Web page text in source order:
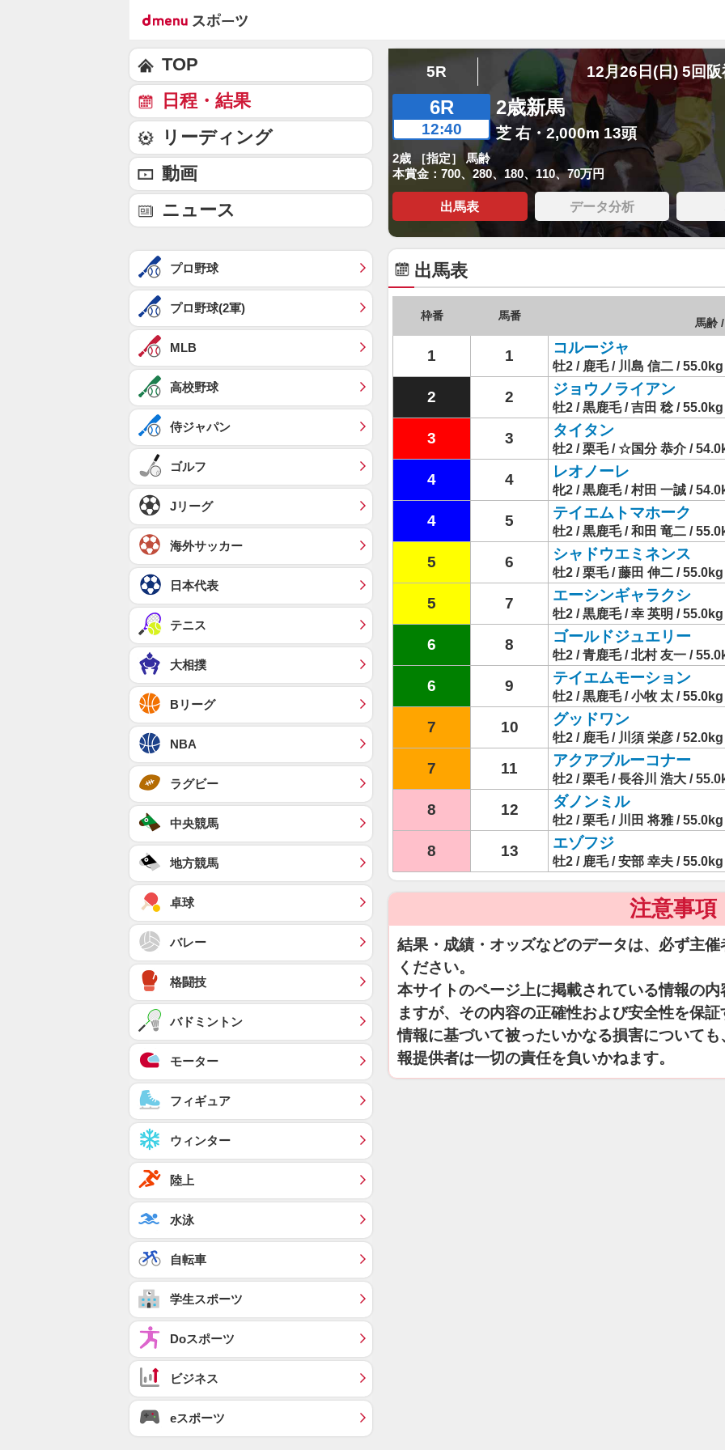
5R 12月26日(日) 5回
6R
12:40
2歳新馬
芝 右・2,000m 13頭
2歳 ［指定］ 馬齢
本賞金：700、280、180、110、70万円
出馬表 データ分析
出馬表
枠番 馬番
馬齢
1 1 コルージャ
牡2 / 鹿毛 / 川島 信二 / 55.0kg
2 2 ジョウノライアン
牡2 / 黒鹿毛 / 吉田 稔 / 55.0kg
3 3 タイタン
牡2 / 栗毛 / ☆国分 恭介 /
4 4 レオノーレ
牝2 / 黒鹿毛 / 村田 一誠 /
4 5 テイエムトマホーク
牡2 / 黒鹿毛 / 和田 竜二 /
5 6 シャドウエミネンス
牡2 / 栗毛 / 藤田 伸二 / 55.0kg
5 7 エーシンギャラクシ
牡2 / 黒鹿毛 / 幸 英明 / 55.0kg
6 8 ゴールドジュエリー
牡2 / 青鹿毛 / 北村 友一 /
6 9 テイエムモーション
牡2 / 黒鹿毛 / 小牧 太 / 55.0kg
7 10 グッドワン
牡2 / 鹿毛 / 川須 栄彦 / 52.0kg
7 11 アクアブルーコナー
牡2 / 栗毛 / 長谷川 浩大 /
8 12 ダノンミル
牡2 / 栗毛 / 川田 将雅 / 55.0kg
8 13 エゾフジ
牡2 / 鹿毛 / 安部 幸夫 / 55.0kg
注意事項
結果・成績・オッズなどのデータは、必ず主
ください。
本サイトのページ上に掲載されている情報の
ますが、その内容の正確性および安全性を保
情報に基づいて被ったいかなる損害について
報提供者は一切の責任を負いかねます。
TOP
日程・結果
リーディング
動画
ニュース
プロ野球
プロ野球(2軍)
MLB
高校野球
侍ジャパン
ゴルフ
Jリーグ
海外サッカー
日本代表
テニス
大相撲
Bリーグ
NBA
ラグビー
中央競馬
地方競馬
卓球
バレー
格闘技
バドミントン
モーター
フィギュア
ウィンター
陸上
水泳
自転車
学生スポーツ
Doスポーツ
ビジネス
eスポーツ